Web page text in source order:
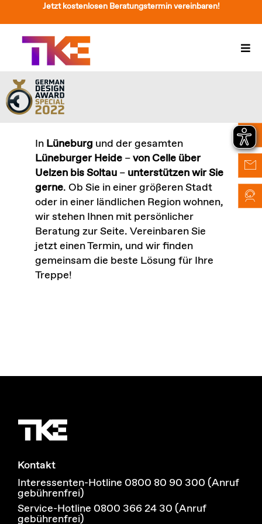
Inhalt
springen
Jetzt kostenlosen Beratungstermin vereinbaren!
Treppenlift
Preise
Service
Treppenliftberatung
Über Uns & Kontakt
Suche
nach:
In Lüneburg und der gesamten
Lüneburger Heide –von Celle über
Uelzen bis Soltau – unterstützen wir Sie
gerne. Ob Sie in einer größeren Stadt
oder in einer ländlichen Region wohnen,
wir stehen Ihnen mit persönlicher
Beratung zur Seite. Vereinbaren Sie
jetzt einen Termin, und wir finden
gemeinsam die beste Lösung für Ihre
Treppe!
Kontakt
Interessenten-Hotline 0800 80 90 300 (Anruf
gebührenfrei)
Service-Hotline 0800 366 24 30 (Anruf
gebührenfrei)